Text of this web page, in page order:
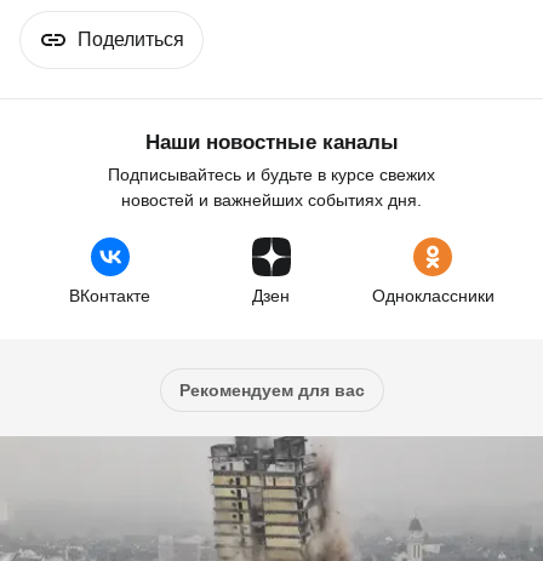
Поделиться
Наши новостные каналы
Подписывайтесь и будьте в курсе свежих
новостей и важнейших событиях дня.
ВКонтакте Дзен Одноклассники
Рекомендуем для вас